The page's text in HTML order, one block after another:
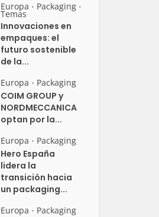
Europa • Packaging •
Temas
Innovaciones en
empaques: el
futuro sostenible
de la...
Europa • Packaging
COIM GROUP y
NORDMECCANICA
optan por la...
Europa • Packaging
Hero España
lidera la
transición hacia
un packaging...
Europa • Packaging